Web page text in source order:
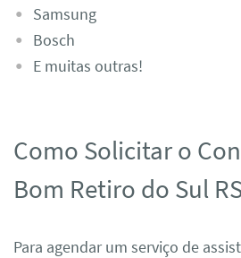
Samsung
Bosch
E muitas outras!
Como Solicitar o
Bom Retiro do Sul
Para agendar um serviço de